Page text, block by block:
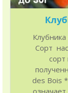
Сорт
сорт
des Bois